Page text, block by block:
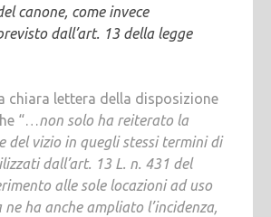
canone, come invece
dall’art. 13 della legge
chiara lettera della disposizione
“…non solo ha reiterato la
del vizio in quegli stessi termini di
dall’art. 13 L. n. 431 del
alle sole locazioni ad uso
ha anche ampliato l’incidenza,